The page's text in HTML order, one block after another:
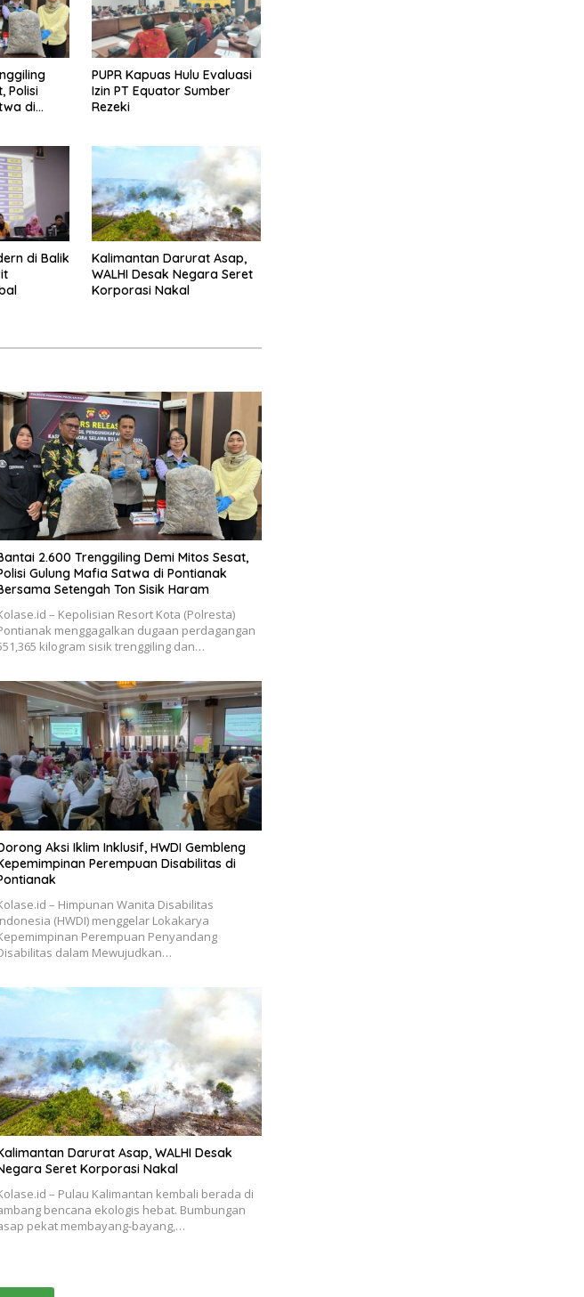
Polisi
di
PUPR Kapuas Hulu Evaluasi
Izin PT Equator Sumber
Rezeki
di Balik
Kalimantan Darurat Asap,
WALHI Desak Negara Seret
Korporasi Nakal
2.600 Trenggiling Demi Mitos Sesat,
Gulung Mafia Satwa di Pontianak
Setengah Ton Sisik Haram
– Kepolisian Resort Kota (Polresta)
menggagalkan dugaan perdagangan
kilogram sisik trenggiling dan…
Aksi Iklim Inklusif, HWDI Gembleng
Perempuan Disabilitas di
– Himpunan Wanita Disabilitas
(HWDI) menggelar Lokakarya
Perempuan Penyandang
dalam Mewujudkan…
Darurat Asap, WALHI Desak
Seret Korporasi Nakal
– Pulau Kalimantan kembali berada di
bencana ekologis hebat. Bumbungan
pekat membayang-bayang,…